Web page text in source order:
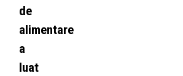
de
alimentare
a
luat